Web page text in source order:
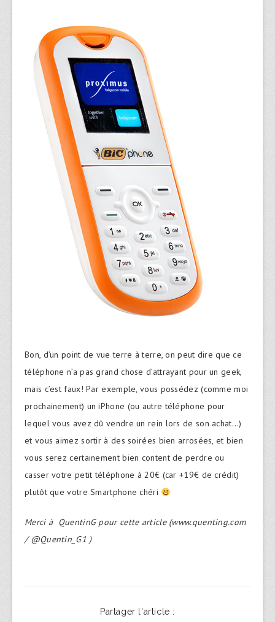
Bon, d’un point de vue terre à terre, on peut dire que ce
téléphone n’a pas grand chose d’attrayant pour un geek,
mais c’est faux! Par exemple, vous possédez (comme moi
prochainement) un iPhone (ou autre téléphone pour
lequel vous avez dû vendre un rein lors de son achat…)
et vous aimez sortir à des soirées bien arrosées, et bien
vous serez certainement bien content de perdre ou
casser votre petit téléphone à 20€ (car +19€ de crédit)
plutôt que votre Smartphone chéri
Merci à QuentinG pour cette article (www.quenting.com
/ @Quentin_G1 )
Partager l'article :